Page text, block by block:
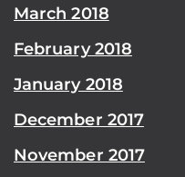
March 2018
February 2018
January 2018
December 2017
November 2017